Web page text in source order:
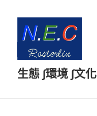
生態 ∫環境 ∫文化